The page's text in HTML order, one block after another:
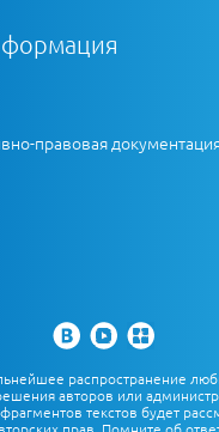
правовая
распространение
авторов или
текстов будет
прав. Помните об